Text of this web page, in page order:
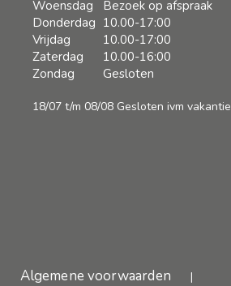
Algemene voorwaarden
Woensdag
Bezoek op afspraak
Donderdag 10.00-17:00
Vrijdag
10.00-17:00
Zaterdag
10.00-16:00
Zondag
Gesloten
18/07 t/m 08/08 Gesloten ivm vakantie